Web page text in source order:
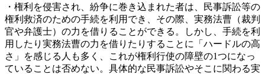
・権利を侵害され、紛争に巻き込まれた者は、民事訴訟等の
権利救済のための手続を利用でき、その際、実務法曹（裁判
官や弁護士）の力を借りることができる。しかし、手続を利
用したり実務法曹の力を借りたりすることに「ハードルの高
さ」を感じる人も多く、これが権利行使の障壁の1つになっ
ていることは否めない。具体的な民事訴訟やそこに関わる実